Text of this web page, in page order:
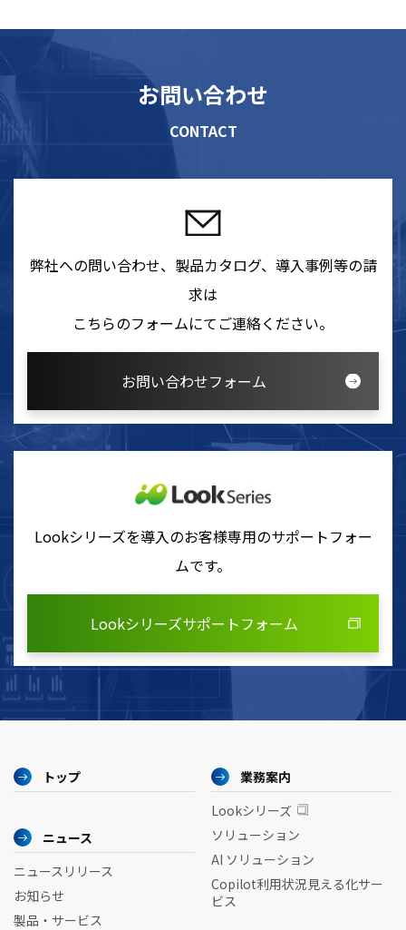
お問い合わせ
CONTACT
弊社への問い合わせ、製品カタログ、導入事例等の請
求は
こちらのフォームにてご連絡ください。
お問い合わせフォーム
Lookシリーズを導入のお客様専用のサポートフォー
ムです。
Lookシリーズサポートフォーム
トップ
ニュース
ニュースリリース
お知らせ
製品・サービス
業務案内
Lookシリーズ
ソリューション
AI ソリューション
Copilot利用状況見える化サー
ビス